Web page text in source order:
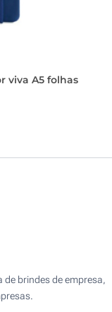
viva A5 folhas
de brindes de empresa,